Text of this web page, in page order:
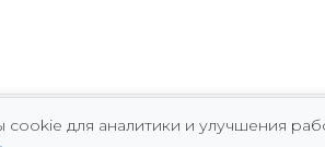
для аналитики и улучшения